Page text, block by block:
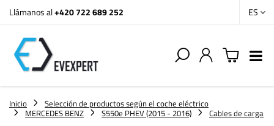
Llámanos al+420 722 689 252 ES
Inicio
Selección de productos según el coche eléctrico
MERCEDES BENZ
S550e PHEV (2015 - 2016) Cables de carga